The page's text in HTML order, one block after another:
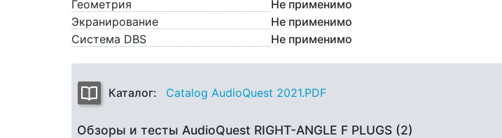
Геометрия
Не применимо
Экранирование
Не применимо
Система DBS
Не применимо
Каталог: Catalog AudioQuest 2021.PDF
Обзоры и тесты AudioQuest RIGHT-ANGLE F PLUGS (2)